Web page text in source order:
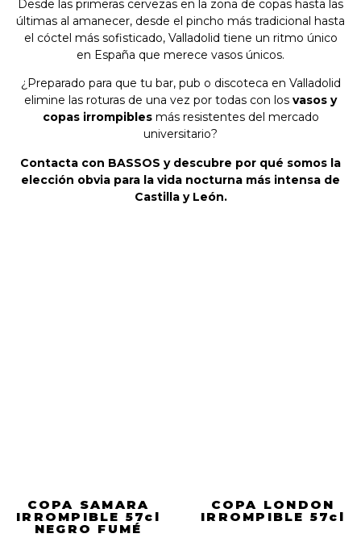
Desde las primeras cervezas en la zona de copas hasta las
últimas al amanecer, desde el pincho más tradicional hasta
el cóctel más sofisticado, Valladolid tiene un ritmo único
en España que merece vasos únicos.
¿Preparado para que tu bar, pub o discoteca en Valladolid
elimine las roturas de una vez por todas con los vasos y
copas irrompiblesmás resistentes del mercado
universitario?
Contacta con BASSOS y descubre por qué somos la
elección obvia para la vida nocturna más intensa de
Castilla y León.
COPA SAMARA
IRROMPIBLE 57cl
NEGRO FUMÉ
COPA LONDON
IRROMPIBLE 57cl